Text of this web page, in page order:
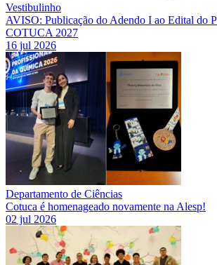
Vestibulinho
AVISO: Publicação do Adendo I ao Edital do
COTUCA 2027
16 jul 2026
Departamento de Ciências
Cotuca é homenageado novamente na Alesp!
02 jul 2026